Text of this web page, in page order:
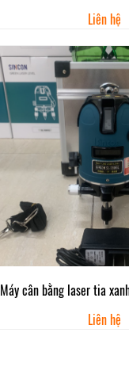
Liên hệ
Máy cân bằng laser tia
Liên hệ